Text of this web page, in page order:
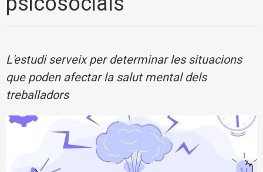
L'estudi serveix per determinar les situacions
que poden afectar la salut mental dels
treballadors